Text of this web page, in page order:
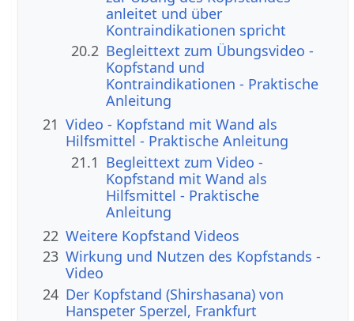
anleitet und über
Kontraindikationen spricht
20.2 Begleittext zum Übungsvideo -
Kopfstand und
Kontraindikationen - Praktische
Anleitung
21 Video - Kopfstand mit Wand als
Hilfsmittel - Praktische Anleitung
21.1 Begleittext zum Video -
Kopfstand mit Wand als
Hilfsmittel - Praktische
Anleitung
22 Weitere Kopfstand Videos
23 Wirkung und Nutzen des Kopfstands -
Video
24 Der Kopfstand (Shirshasana) von
Hanspeter Sperzel, Frankfurt